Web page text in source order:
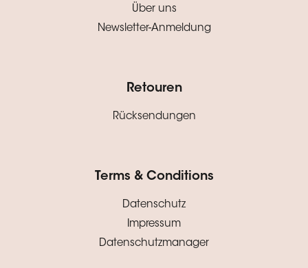
Über uns
Newsletter-Anmeldung
Retouren
Rücksendungen
Terms & Conditions
Datenschutz
Impressum
Datenschutzmanager